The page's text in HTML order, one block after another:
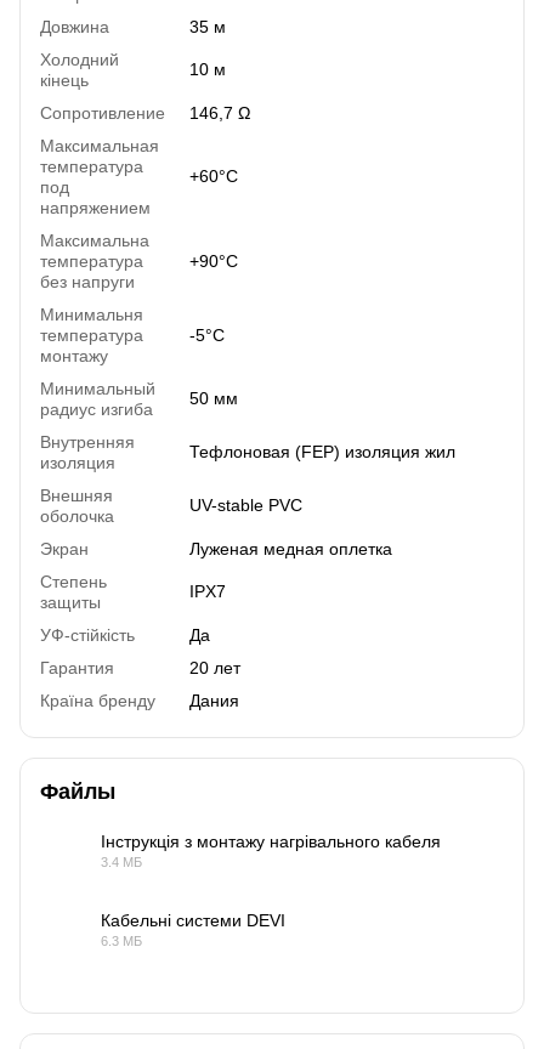
Довжина
35 м
Холодний
кінець
10 м
Сопротивление
146,7 Ω
Максимальная
температура
под
напряжением
+60°C
Максимальна
температура
без напруги
+90°C
Минимальня
температура
монтажу
-5°C
Минимальный
радиус изгиба
50 мм
Внутренняя
изоляция
Тефлоновая (FEP) изоляция жил
Внешняя
оболочка
UV-stable PVC
Экран
Луженая медная оплетка
Степень
защиты
IPX7
УФ-стійкість
Да
Гарантия
20 лет
Країна бренду
Дания
Файлы
Інструкція з монтажу нагрівального кабеля
3.4 МБ
Кабельні системи DEVI
6.3 МБ